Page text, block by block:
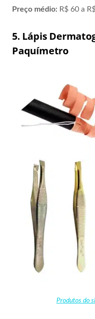
Preço médio: R$ 60 a
5. Lápis
Paquímetro
Produtos do